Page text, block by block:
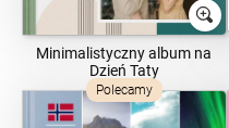
Minimalistyczny album na
Dzień Taty
Polecamy